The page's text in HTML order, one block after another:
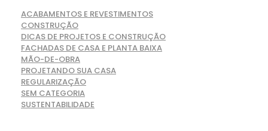
ACABAMENTOS E REVESTIMENTOS
CONSTRUÇÃO
DICAS DE PROJETOS E CONSTRUÇÃO
FACHADAS DE CASA E PLANTA BAIXA
MÃO-DE-OBRA
PROJETANDO SUA CASA
REGULARIZAÇÃO
SEM CATEGORIA
SUSTENTABILIDADE